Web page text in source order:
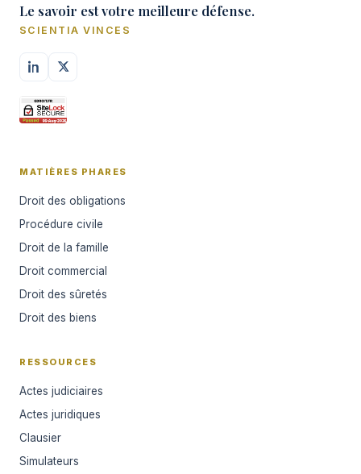
Le savoir est votre meilleure défense.
SCIENTIA VINCES
MATIÈRES PHARES
Droit des obligations
Procédure civile
Droit de la famille
Droit commercial
Droit des sûretés
Droit des biens
RESSOURCES
Actes judiciaires
Actes juridiques
Clausier
Simulateurs